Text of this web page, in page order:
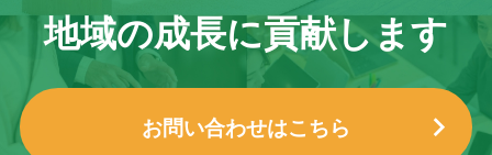
地域の成長に貢献します
お問い合わせはこちら